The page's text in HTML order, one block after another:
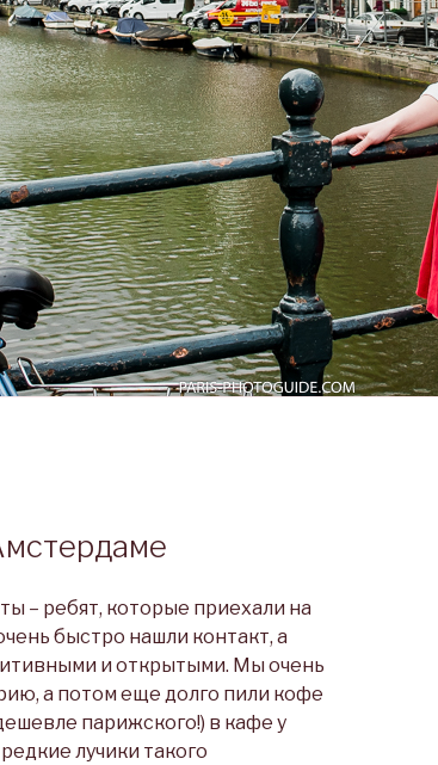
– ребят, которые приехали на
быстро нашли контакт, а
и открытыми. Мы очень
а потом еще долго пили кофе
парижского!) в кафе у
лучики такого